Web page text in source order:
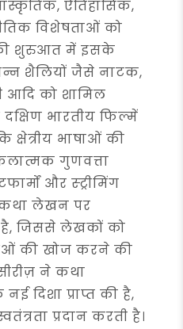
ऐतिहासिक,
विशेषताओं को
की शुरुआत में इसके
शैलियों जैसे नाटक,
आदि को शामिल
भारतीय फिल्में
क्षेत्रीय भाषाओं की
गुणवत्ता
और स्ट्रीमिंग
लेखन पर
है, जिससे लेखकों को
की खोज करने की
ने कथा
दिशा प्राप्त की है,
प्रदान करती है।